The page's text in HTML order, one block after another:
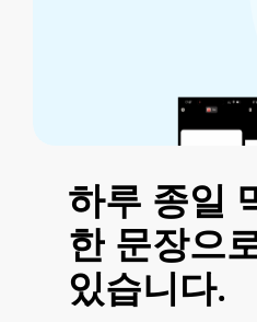
하루 종일
한 문장으
있습니다.